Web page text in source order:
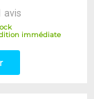
avis
immédiate